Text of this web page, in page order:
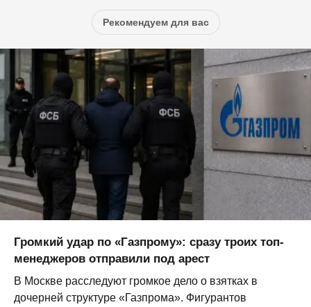
Рекомендуем для вас
Громкий удар по «Газпрому»: сразу троих топ-
менеджеров отправили под арест
В Москве расследуют громкое дело о взятках в
дочерней структуре «Газпрома». Фигурантов